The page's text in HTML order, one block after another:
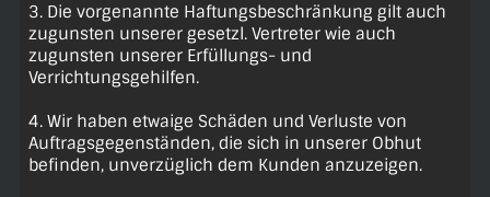
3. Die vorgenannte Haftungsbeschränkung gilt auch
zugunsten unserer gesetzl. Vertreter wie auch
zugunsten unserer Erfüllungs- und
Verrichtungsgehilfen.
4. Wir haben etwaige Schäden und Verluste von
Auftragsgegenständen, die sich in unserer Obhut
befinden, unverzüglich dem Kunden anzuzeigen.